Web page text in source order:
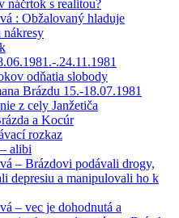
náčrtok s realitou?
: Obžalovaný hladuje
nákresy
.24.11.1981
odňatia slobody
Brázdu 15.-18.07.1981
z cely Janžetiča
a Kocúr
rozkaz
alibi
– Brázdovi podávali drogy,
depresiu a manipulovali ho k
– vec je dohodnutá a